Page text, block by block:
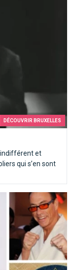
DÉCOUVRIR BRUXELLES
indifférent et
qui s’en sont